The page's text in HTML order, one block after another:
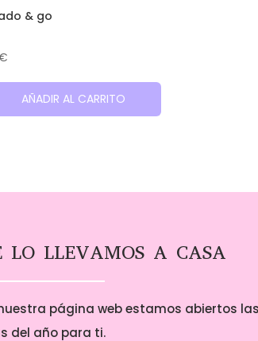
& go
AÑADIR AL CARRITO
LO LLEVAMOS A CASA
página web estamos abiertos
del año para ti.